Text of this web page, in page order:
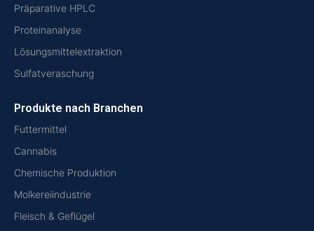
Präparative HPLC
Proteinanalyse
Lösungsmittelextraktion
Sulfatveraschung
Produkte nach Branchen
Futtermittel
Cannabis
Chemische Produktion
Molkereiindustrie
Fleisch & Geflügel